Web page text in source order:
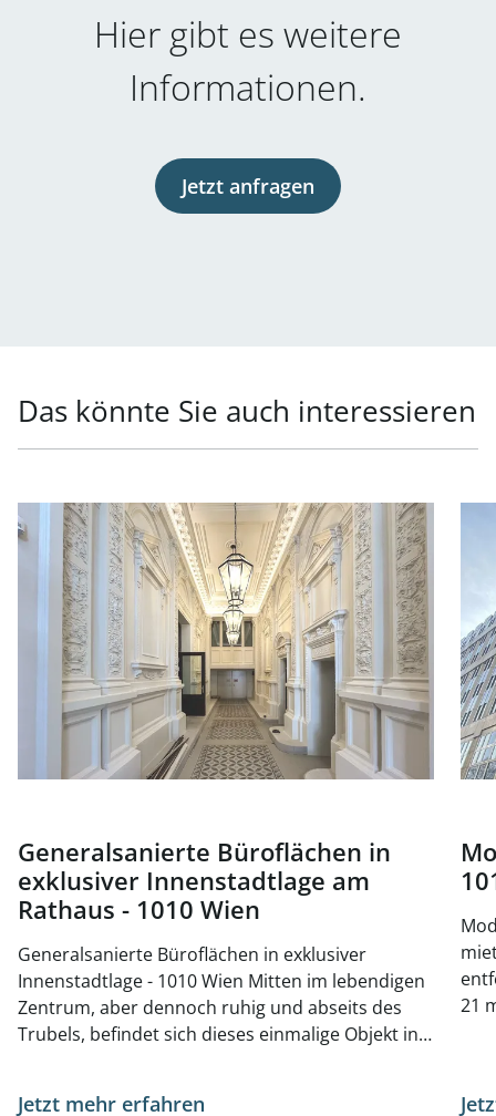
Hier gibt es weitere
Informationen.
Jetzt anfragen
Das könnte Sie auch interessieren
Link zur Seite Generalsanierte Büroflächen in exklusiver
Generalsanierte Büroflächen in
exklusiver Innenstadtlage am
Rathaus - 1010 Wien
Generalsanierte Büroflächen in exklusiver
Innenstadtlage - 1010 Wien Mitten im lebendigen
Zentrum, aber dennoch ruhig und abseits des
Trubels, befindet sich dieses einmalige Objekt in
Jetzt mehr erfahren
mieten,
21